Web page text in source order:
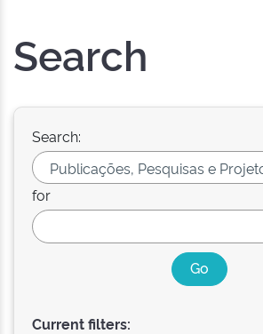
Search
Search:
for
Current filters: